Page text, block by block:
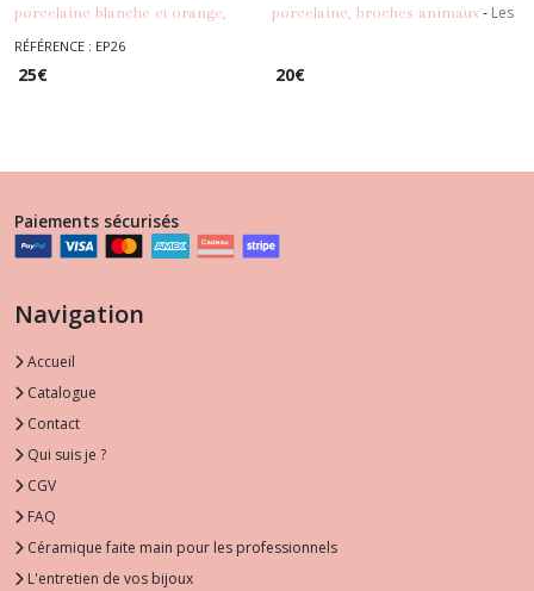
porcelaine blanche et orange,
broche fleurs -Les Broches,
RÉFÉRENCE : EP26
25€
porcelaine, broches animaux - Les
20€
Paiements sécurisés
Navigation
Accueil
Catalogue
Contact
Qui suis je ?
CGV
FAQ
Céramique faite main pour les professionnels
L'entretien de vos bijoux